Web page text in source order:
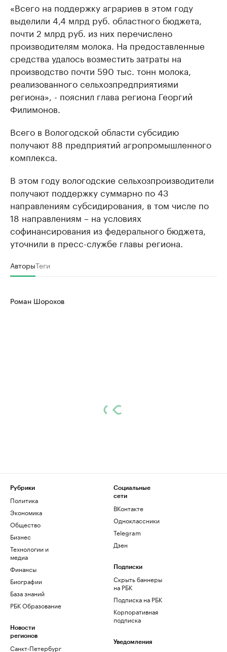
«Всего на поддержку аграриев в этом году
выделили 4,4 млрд руб. областного бюджета,
почти 2 млрд руб. из них перечислено
производителям молока. На предоставленные
средства удалось возместить затраты на
производство почти 590 тыс. тонн молока,
реализованного сельхозпредприятиями
региона», - пояснил глава региона Георгий
Филимонов.
Всего в Вологодской области субсидию
получают 88 предприятий агропромышленного
комплекса.
В этом году вологодские сельхозпроизводители
получают поддержку суммарно по 43
направлениям субсидирования, в том числе по
18 направлениям – на условиях
софинансирования из федерального бюджета,
уточнили в пресс-службе главы региона.
АвторыТеги
Роман Шорохов
Рубрики
Политика
Экономика
Общество
Бизнес
Технологии и
медиа
Финансы
Биографии
База знаний
РБК Образование
Новости
регионов
Санкт-Петербург
Социальные
сети
ВКонтакте
Одноклассники
Telegram
Дзен
Подписки
Скрыть баннеры
на РБК
Подписка на РБК
Корпоративная
подписка
Уведомления